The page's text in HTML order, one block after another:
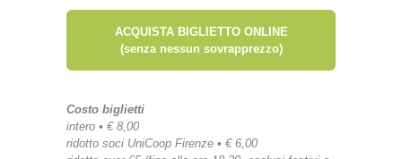
ACQUISTA BIGLIETTO ONLINE
(senza nessun sovrapprezzo)
Costo biglietti
intero • € 8,00
ridotto soci UniCoop Firenze • € 6,00